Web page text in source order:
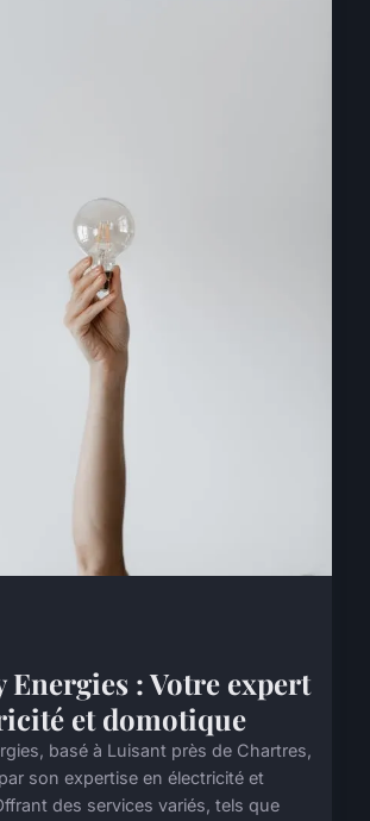
Energies : Votre expert
et domotique
basé à Luisant près de Chartres,
son expertise en électricité et
des services variés, tels que